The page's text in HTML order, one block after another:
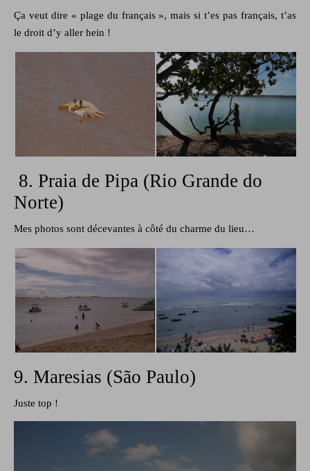
Ça veut dire « plage du français », mais si t’es pas français, t’as
le droit d’y aller hein !
8. Praia de Pipa (Rio Grande do
Norte)
Mes photos sont décevantes à côté du charme du lieu…
9. Maresias (São Paulo)
Juste top !